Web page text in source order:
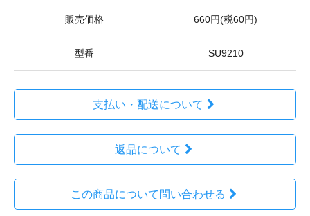
販売価格 660円(税60円)
型番 SU9210
支払い・配送について
返品について
この商品について問い合わせる